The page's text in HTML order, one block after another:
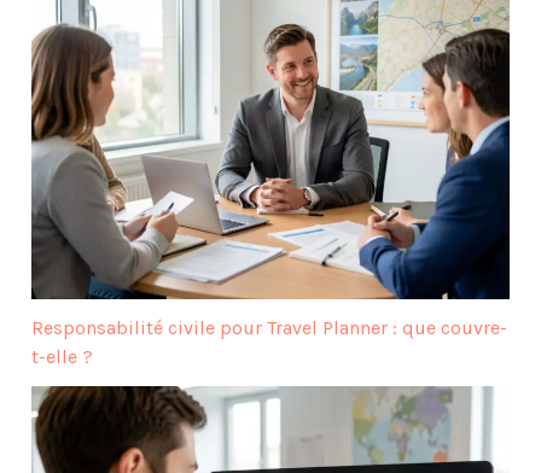
Responsabilité civile pour Travel Planner : que couvre-
t-elle ?